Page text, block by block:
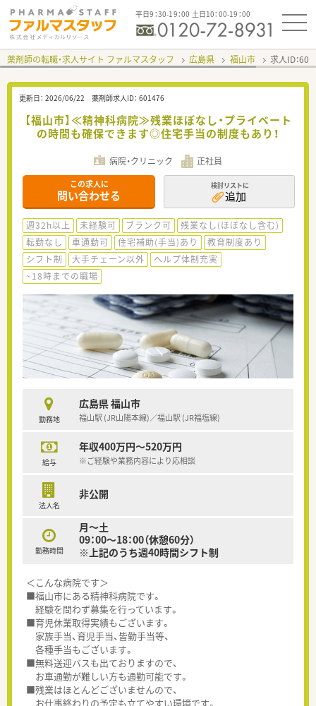
平日9：30-19：00 土日10：00-19：00
薬剤師の転職・求人サイト ファルマスタッフ 広島県 福山市 求人ID：
更新日： 2026/06/22 薬剤師求人ID： 601476
【福山市】≪精神科病院≫残業ほぼなし・プライベート
の時間も確保できます◎住宅手当の制度もあり！
病院・クリニック 正社員
この求人に
問い合わせる
検討リストに
追加
週32h以上 未経験可 ブランク可
残業なし(ほぼなし含む)
転勤なし
車通勤可 住宅補助(手当)あり
教育制度あり
シフト制
大手チェーン以外
ヘルプ体制充実
~18時までの職場
勤務地
広島県 福山市
福山駅 (JR山陽本線)／福山駅 (JR福塩線)
給与
年収400万円～520万円
※ご経験や業務内容により応相談
法人名
非公開
勤務時間
月～土
09：00～18：00（休憩60分）
※上記のうち週40時間シフト制
＜こんな病院です＞
■福山市にある精神科病院です。
経験を問わず募集を行っています。
■育児休業取得実績もございます。
家族手当、育児手当、皆勤手当等、
各種手当もございます。
■無料送迎バスも出ておりますので、
お車通勤が難しい方も通勤可能です。
■残業はほとんどございませんので、
お仕事終わりの予定も立てやすい環境です。